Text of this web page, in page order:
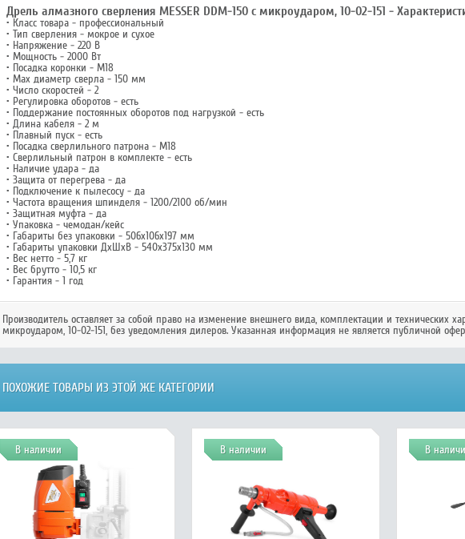
Дрель алмазного сверления MESSER DDM-150 с микроударом, 10-02-151 -
• Класс товара - профессиональный
• Тип сверления - мокрое и сухое
• Напряжение - 220 В
• Мощность - 2000 Вт
• Посадка коронки - М18
• Max диаметр сверла - 150 мм
• Число скоростей - 2
• Регулировка оборотов - есть
• Поддержание постоянных оборотов под нагрузкой - есть
• Длина кабеля - 2 м
• Плавный пуск - есть
• Посадка сверлильного патрона - М18
• Сверлильный патрон в комплекте - есть
• Наличие удара - да
• Защита от перегрева - да
• Подключение к пылесосу - да
• Частота вращения шпинделя - 1200/2100 об/мин
• Защитная муфта - да
• Упаковка - чемодан/кейс
• Габариты без упаковки - 506х106х197 мм
• Габариты упаковки ДхШхВ - 540х375х130 мм
• Вес нетто - 5,7 кг
• Вес брутто - 10,5 кг
• Гарантия - 1 год
Производитель оставляет за собой право на изменение внешнего вида, комплектации и технических
микроударом, 10-02-151, без уведомления дилеров. Указанная информация не является публичной
ПОХОЖИЕ ТОВАРЫ ИЗ ЭТОЙ ЖЕ КАТЕГОРИИ
В наличии В наличии В